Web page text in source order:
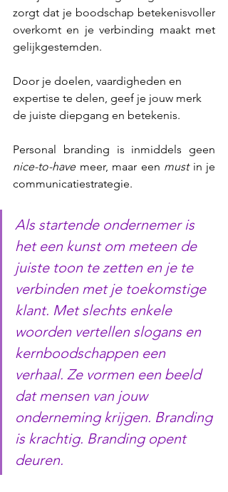
zorgt dat je boodschap betekenisvoller
overkomt en je verbinding maakt met
gelijkgestemden.
Door je doelen, vaardigheden en
expertise te delen, geef je jouw merk
de juiste diepgang en betekenis.
nice-to-have meer, maar een must in je
communicatiestrategie.
Als startende ondernemer is
het een kunst om meteen de
juiste toon te zetten en je te
verbinden met je toekomstige
klant. Met slechts enkele
woorden vertellen slogans en
kernboodschappen een
verhaal. Ze vormen een beeld
dat mensen van jouw
onderneming krijgen. Branding
is krachtig. Branding opent
deuren.